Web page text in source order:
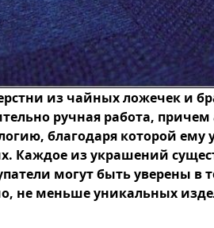
из чайных ложечек и
ручная работа, причем
благодаря которой ему
Каждое из украшений
могут быть уверены в
не меньше уникальных